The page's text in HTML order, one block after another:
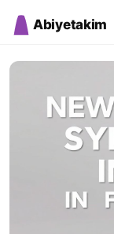
Abiyetakim